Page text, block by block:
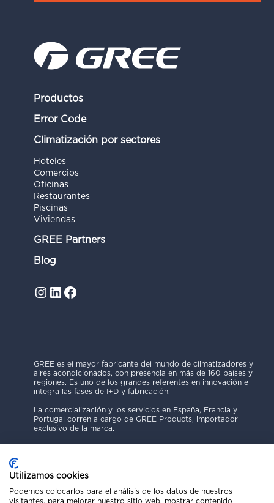
Productos
Error Code
Climatización por sectores
Hoteles
Comercios
Oficinas
Restaurantes
Piscinas
Viviendas
GREE Partners
Blog
Instagram
LinkedIn
Facebook
GREE es el mayor fabricante del mundo de climatizadores y
aires acondicionados, con presencia en más de 160 países y
regiones. Es uno de los grandes referentes en innovación e
integra las fases de I+D y fabricación.
La comercialización y los servicios en España, Francia y
Portugal corren a cargo de GREE Products, importador
exclusivo de la marca.
Utilizamos cookies
Podemos colocarlos para el análisis de los datos de nuestros
visitantes, para mejorar nuestro sitio web, mostrar contenido